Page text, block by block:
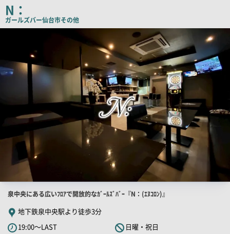
コ
ピ
N：
ガールズバー仙台市その他
店
舗
PR
キ
泉中央にある広いﾌﾛｱで開放的なｶﾞｰﾙｽﾞﾊﾞｰ『N：(ｴﾇｺﾛﾝ)』
地下鉄泉中央駅より徒歩3分
19:00～LAST
日曜・祝日